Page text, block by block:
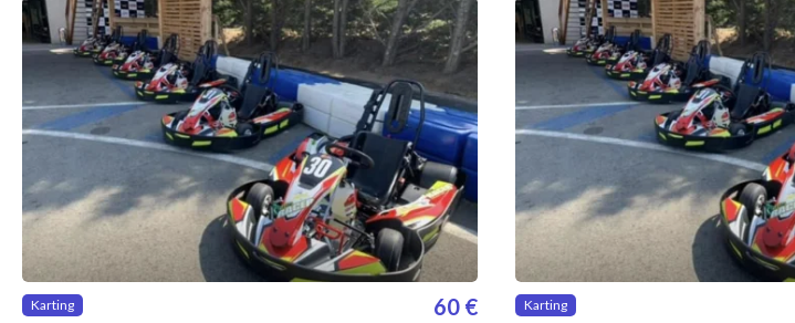
Karting 60 € Karting